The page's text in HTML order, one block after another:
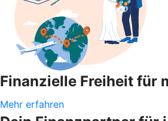
Finanzielle Freiheit für
Mehr erfahren